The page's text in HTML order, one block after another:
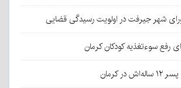
شهر جیرفت در اولویت رسیدگی قضایی
رفع سوءتغذیه کودکان کرمان
کرمان